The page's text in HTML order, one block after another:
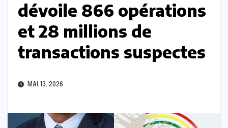
dévoile 866 opérations
et 28 millions de
transactions suspectes
MAI 13, 2026